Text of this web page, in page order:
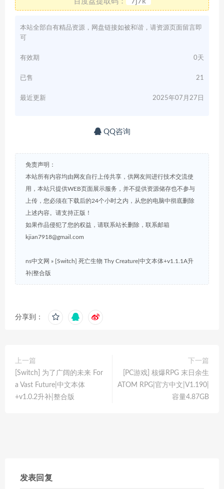
本站全部自有精品资源，网盘链接如被和谐，请资源页面留言即
可
有效期 0天
已售 21
最近更新 2025年07月27日
QQ咨询
免责声明：
本站所有内容均由网友自行上传共享，供网友间进行技术交流使
用，本站只提供WEB页面展示服务，并不提供资源储存也不参与
上传，您必须在下载后的24个小时之内，从您的电脑中彻底删除
上述内容。请支持正版！
如果作品侵犯了您的权益，请联系站长删除，联系邮箱
kjian7918@gmail.com
ns中文网 » [Switch] 死亡生物 Thy Creature|中文本体+v1.1.1A升
补|整合版
分享到：
上一篇
[Switch] 为了广阔的未来 For
a Vast Future|中文本体
+v1.0.2升补|整合版
下一篇
[PC游戏] 核爆RPG 末日余生
ATOM RPG|官方中文|V1.190|
容量4.87GB
发表回复